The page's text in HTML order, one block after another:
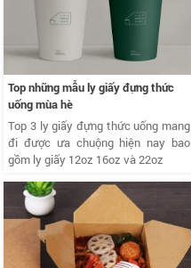
Top những mẫu ly giấy đựng thức
uống mùa hè
Top 3 ly giấy đựng thức uống mang
đi được ưa chuộng hiện nay bao
gồm ly giấy 12oz 16oz và 22oz